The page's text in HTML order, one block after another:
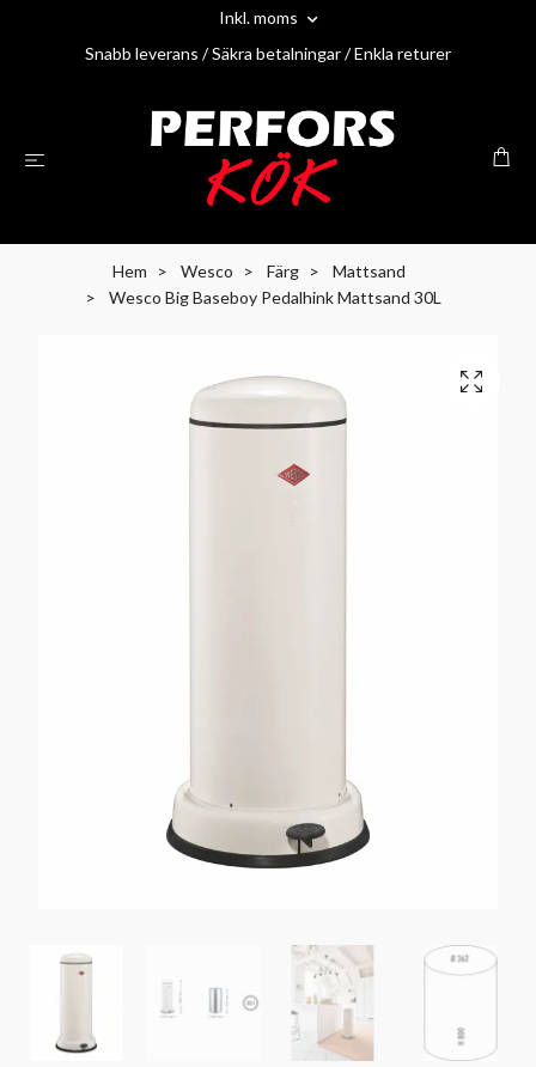
Inkl. moms
Snabb leverans / Säkra betalningar / Enkla returer
Hem Wesco Färg
Mattsand
Wesco Big Baseboy Pedalhink Mattsand 30L